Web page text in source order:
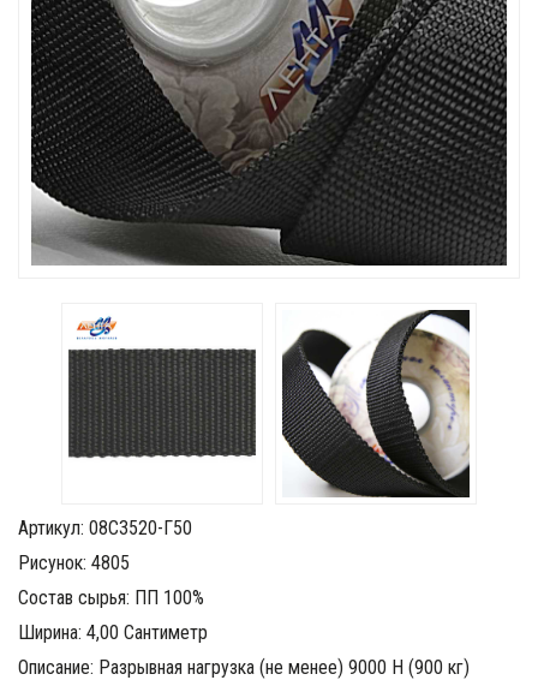
Артикул: 08С3520-Г50
Рисунок: 4805
Состав сырья: ПП 100%
Ширина: 4,00 Сантиметр
Описание: Разрывная нагрузка (не менее) 9000 Н (900 кг)